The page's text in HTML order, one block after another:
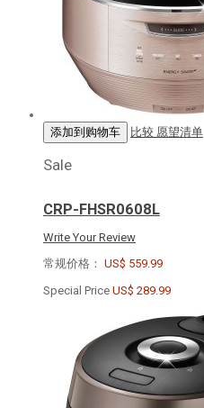
添加到购物车 比较 愿望清单
Sale
CRP-FHSR0608L
Write Your Review
常规价格： US$ 559.99
Special Price US$ 289.99